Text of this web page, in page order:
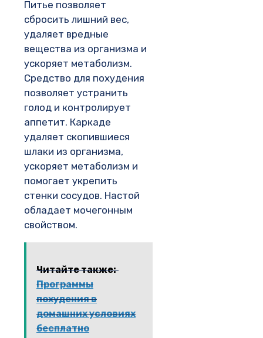
Питье позволяет
сбросить лишний вес,
удаляет вредные
вещества из организма и
ускоряет метаболизм.
Средство для похудения
позволяет устранить
голод и контролирует
аппетит. Каркаде
удаляет скопившиеся
шлаки из организма,
ускоряет метаболизм и
помогает укрепить
стенки сосудов. Настой
обладает мочегонным
свойством.
Читайте также:
Программы
похудения в
домашних условиях
бесплатно